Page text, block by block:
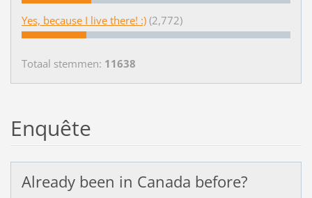
Yes, because I live there! :) (2,772)
Totaal stemmen: 11638
Enquête
Already been in Canada before?